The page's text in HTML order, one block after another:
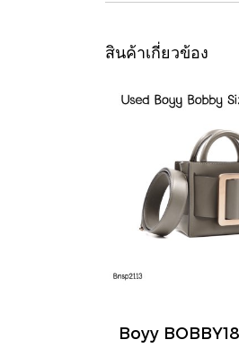
สินค้าเกี่ยวข้อง